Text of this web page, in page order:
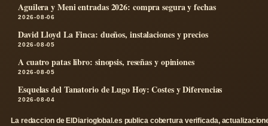
Aguilera y Meni entradas 2026: compra segura y fechas
2026-08-06
David Lloyd La Finca: dueños, instalaciones y precios
2026-08-05
A cuatro patas libro: sinopsis, reseñas y opiniones
2026-08-05
Esquelas del Tanatorio de Lugo Hoy: Costes y Diferencias
2026-08-04
La redaccion de ElDiarioglobal.es publica cobertura verificada,